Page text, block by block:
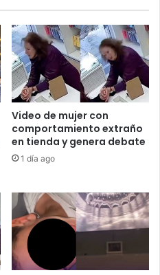
Video de mujer con
comportamiento extraño
en tienda y genera debate
1 día ago